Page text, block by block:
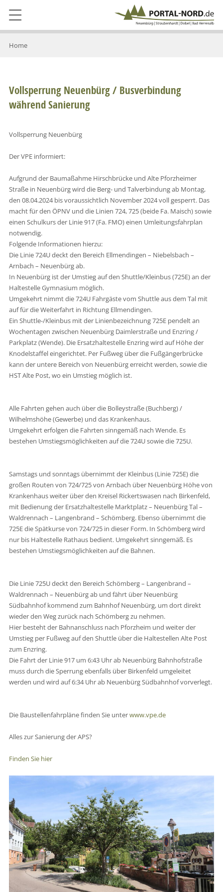
Home
Vollsperrung Neuenbürg / Busverbindung
während Sanierung
Vollsperrung Neuenbürg
Der VPE informiert:
Aufgrund der Baumaßahme Hirschbrücke und Alte Pforzheimer
Straße in Neuenbürg wird die Berg- und Talverbindung ab Montag,
den 08.04.2024 bis voraussichtlich November 2024 voll gesperrt. Das
macht für den ÖPNV und die Linien 724, 725 (beide Fa. Maisch) sowie
einen Schulkurs der Linie 917 (Fa. FMO) einen Umleitungsfahrplan
notwendig.
Folgende Informationen hierzu:
Die Linie 724U deckt den Bereich Ellmendingen – Niebelsbach –
Arnbach – Neuenbürg ab.
In Neuenbürg ist der Umstieg auf den Shuttle/Kleinbus (725E) an der
Haltestelle Gymnasium möglich.
Umgekehrt nimmt die 724U Fahrgäste vom Shuttle aus dem Tal mit
auf für die Weiterfahrt in Richtung Ellmendingen.
Ein Shuttle-/Kleinbus mit der Linienbezeichnung 725E pendelt an
Wochentagen zwischen Neuenbürg Daimlerstraße und Enzring /
Parkplatz (Wende). Die Ersatzhaltestelle Enzring wird auf Höhe der
Knodelstaffel eingerichtet. Per Fußweg über die Fußgängerbrücke
kann der untere Bereich von Neuenbürg erreicht werden, sowie die
HST Alte Post, wo ein Umstieg möglich ist.
Alle Fahrten gehen auch über die Bolleystraße (Buchberg) /
Wilhelmshöhe (Gewerbe) und das Krankenhaus.
Umgekehrt erfolgen die Fahrten sinngemäß nach Wende. Es
bestehen Umstiegsmöglichkeiten auf die 724U sowie die 725U.
Samstags und sonntags übernimmt der Kleinbus (Linie 725E) die
großen Routen von 724/725 von Arnbach über Neuenbürg Höhe von
Krankenhaus weiter über den Kreisel Rickertswasen nach Birkenfeld,
mit Bedienung der Ersatzhaltestelle Marktplatz – Neuenbürg Tal –
Waldrennach – Langenbrand – Schömberg. Ebenso übernimmt die
725E die Spätkurse von 724/725 in dieser Form. In Schömberg wird
nur bis Haltestelle Rathaus bedient. Umgekehrt sinngemäß. Es
bestehen Umstiegsmöglichkeiten auf die Bahnen.
Die Linie 725U deckt den Bereich Schömberg – Langenbrand –
Waldrennach – Neuenbürg ab und fährt über Neuenbürg
Südbahnhof kommend zum Bahnhof Neuenbürg, um dort direkt
wieder den Weg zurück nach Schömberg zu nehmen.
Hier besteht der Bahnanschluss nach Pforzheim und weiter der
Umstieg per Fußweg auf den Shuttle über die Haltestellen Alte Post
zum Enzring.
Die Fahrt der Linie 917 um 6:43 Uhr ab Neuenbürg Bahnhofstraße
muss durch die Sperrung ebenfalls über Birkenfeld umgeleitet
werden und wird auf 6:34 Uhr ab Neuenbürg Südbahnhof vorverlegt.
Die Baustellenfahrpläne finden Sie unterwww.vpe.de
Alles zur Sanierung der APS?
Finden Sie hier